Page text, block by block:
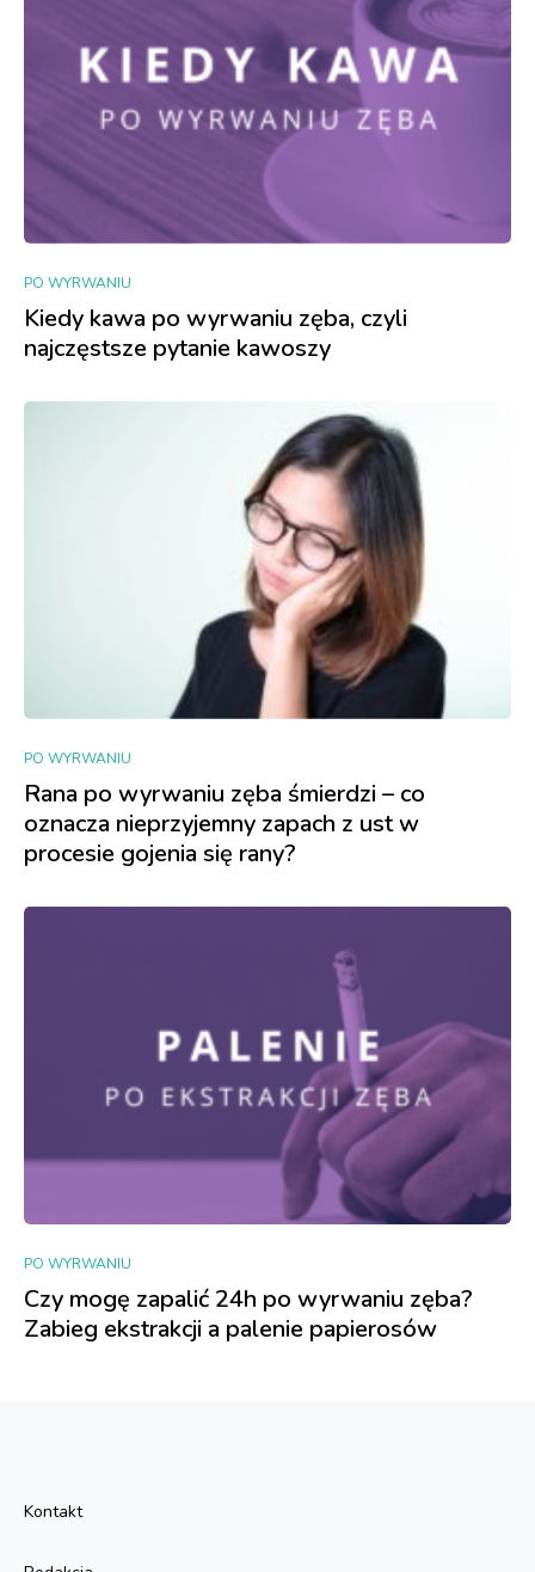
PO WYRWANIU
Kiedy kawa po wyrwaniu zęba, czyli
najczęstsze pytanie kawoszy
PO WYRWANIU
Rana po wyrwaniu zęba śmierdzi – co
oznacza nieprzyjemny zapach z ust w
procesie gojenia się rany?
PO WYRWANIU
Czy mogę zapalić 24h po wyrwaniu zęba?
Zabieg ekstrakcji a palenie papierosów
Kontakt